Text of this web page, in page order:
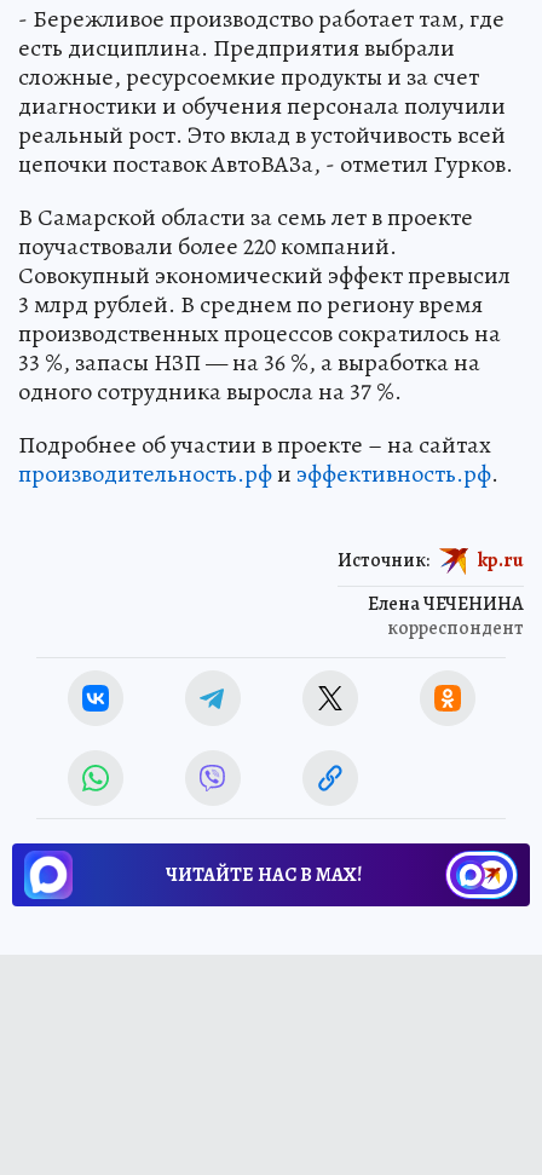
- Бережливое производство работает там, где
есть дисциплина. Предприятия выбрали
сложные, ресурсоемкие продукты и за счет
диагностики и обучения персонала получили
реальный рост. Это вклад в устойчивость всей
цепочки поставок АвтоВАЗа, - отметил Гурков.
В Самарской области за семь лет в проекте
поучаствовали более 220 компаний.
Совокупный экономический эффект превысил
3 млрд рублей. В среднем по региону время
производственных процессов сократилось на
33 %, запасы НЗП — на 36 %, а выработка на
одного сотрудника выросла на 37 %.
Подробнее об участии в проекте – на сайтах
производительность.рфи эффективность.рф.
Елена ЧЕЧЕНИНА
корреспондент
Источник: kp.ru
ЧИТАЙТЕ НАС В МАХ!